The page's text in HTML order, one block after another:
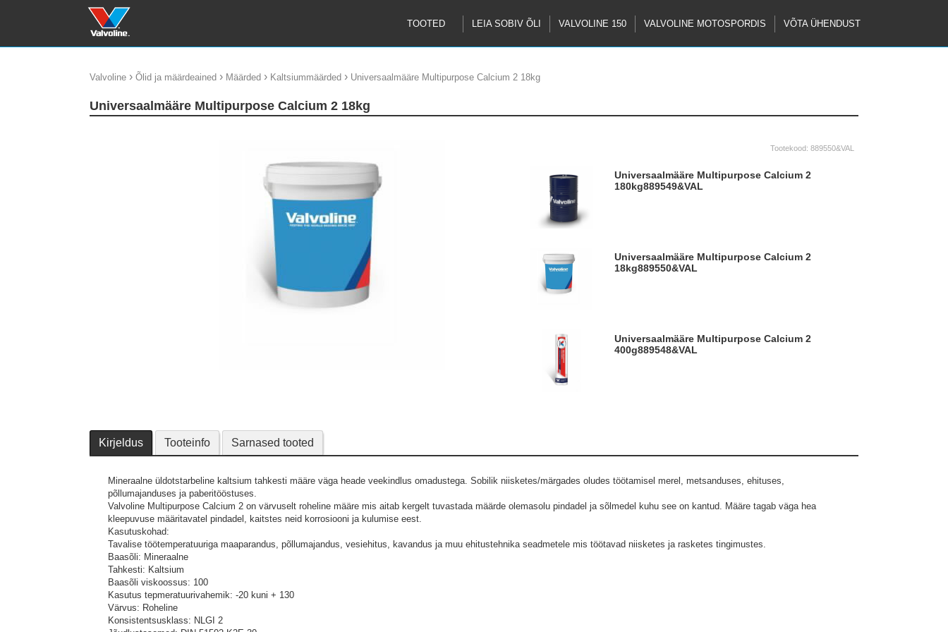
TOOTED LEIA SOBIV ÕLI VALVOLINE 150 VALVOLINE MOTOSPORDIS VÕTA ÜHENDUST
Valvoline › Õlid ja määrdeained › Määrded › Kaltsiummäärded › Universaalmääre Multipurpose Calcium 2 18kg
Universaalmääre Multipurpose Calcium 2 18kg
Tootekood: 889550&VAL
Universaalmääre Multipurpose Calcium 2
180kg889549&VAL
Universaalmääre Multipurpose Calcium 2
18kg889550&VAL
Universaalmääre Multipurpose Calcium 2
400g889548&VAL
Kirjeldus Tooteinfo Sarnased tooted
Mineraalne üldotstarbeline kaltsium tahkesti määre väga heade veekindlus omadustega. Sobilik niisketes/märgades oludes töötamisel merel, metsanduses, ehituses,
põllumajanduses ja paberitööstuses.
Valvoline Multipurpose Calcium 2 on värvuselt roheline määre mis aitab kergelt tuvastada määrde olemasolu pindadel ja sõlmedel kuhu see on kantud. Määre tagab väga hea
kleepuvuse määritavatel pindadel, kaitstes neid korrosiooni ja kulumise eest.
Kasutuskohad:
Tavalise töötemperatuuriga maaparandus, põllumajandus, vesiehitus, kavandus ja muu ehitustehnika seadmetele mis töötavad niisketes ja rasketes tingimustes.
Baasõli: Mineraalne
Tahkesti: Kaltsium
Baasõli viskoossus: 100
Kasutus tepmeratuurivahemik: -20 kuni + 130
Värvus: Roheline
Konsistentsusklass: NLGI 2